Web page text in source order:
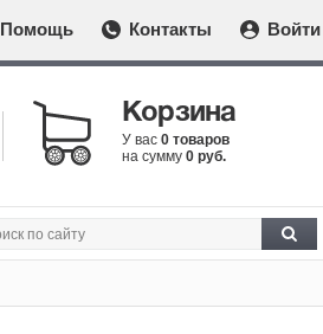
Помощь Контакты Войти
Корзина
У вас 0 товаров
на сумму 0 руб.